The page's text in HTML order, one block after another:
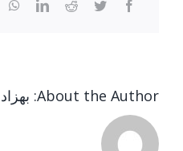
About the Author: